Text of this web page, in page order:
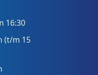
16:30
(t/m 15